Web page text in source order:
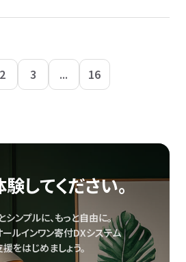
2 3 ... 16
してください。
シンプルに、もっと自由に。
ルインワン寄付DXシステム
をはじめましょう。